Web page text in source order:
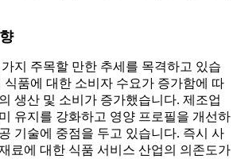
지 주목할 만한 추세를 목격하고 있습
식품에 대한 소비자 수요가 증가함에 따
생산 및 소비가 증가했습니다. 제조업
유지를 강화하고 영양 프로필을 개선하
기술에 중점을 두고 있습니다. 즉시 사
료에 대한 식품 서비스 산업의 의존도가